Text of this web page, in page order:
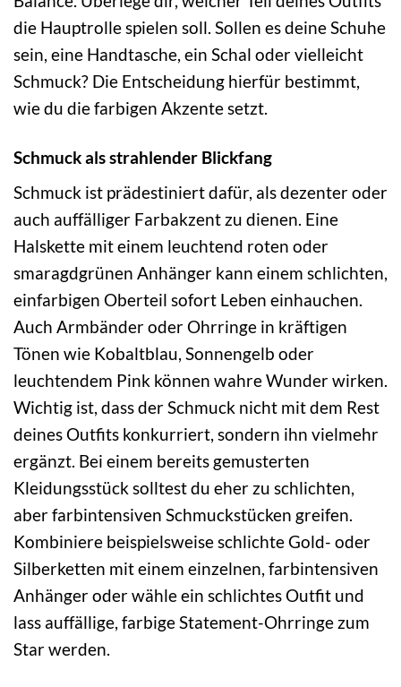
die Hauptrolle spielen soll. Sollen es deine Schuhe
sein, eine Handtasche, ein Schal oder vielleicht
Schmuck? Die Entscheidung hierfür bestimmt,
wie du die farbigen Akzente setzt.
Schmuck als strahlender Blickfang
Schmuck ist prädestiniert dafür, als dezenter oder
auch auffälliger Farbakzent zu dienen. Eine
Halskette mit einem leuchtend roten oder
smaragdgrünen Anhänger kann einem schlichten,
einfarbigen Oberteil sofort Leben einhauchen.
Auch Armbänder oder Ohrringe in kräftigen
Tönen wie Kobaltblau, Sonnengelb oder
leuchtendem Pink können wahre Wunder wirken.
Wichtig ist, dass der Schmuck nicht mit dem Rest
deines Outfits konkurriert, sondern ihn vielmehr
ergänzt. Bei einem bereits gemusterten
Kleidungsstück solltest du eher zu schlichten,
aber farbintensiven Schmuckstücken greifen.
Kombiniere beispielsweise schlichte Gold- oder
Silberketten mit einem einzelnen, farbintensiven
Anhänger oder wähle ein schlichtes Outfit und
lass auffällige, farbige Statement-Ohrringe zum
Star werden.